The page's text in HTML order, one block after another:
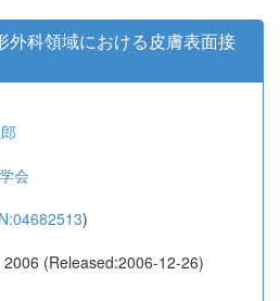
外科領域における皮膚表面接
会
)
(Released:2006-12-26)